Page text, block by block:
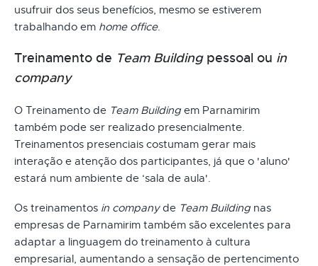
usufruir dos seus benefícios, mesmo se estiverem
trabalhando em home office.
Treinamento de Team Buildingpessoal ou in
company
O Treinamento de Team Building em Parnamirim
também pode ser realizado presencialmente.
Treinamentos presenciais costumam gerar mais
interação e atenção dos participantes, já que o 'aluno'
estará num ambiente de ‘sala de aula'.
Os treinamentos in companyde Team Building nas
empresas de Parnamirim também são excelentes para
adaptar a linguagem do treinamento à cultura
empresarial, aumentando a sensação de pertencimento